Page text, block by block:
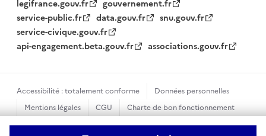
legifrance.gouv.fr
gouvernement.fr
service-public.fr
data.gouv.fr
snu.gouv.fr
service-civique.gouv.fr
api-engagement.beta.gouv.fr
associations.gouv.fr
Accessibilité : totalement conforme
Données personnelles
Mentions légales
CGU
Charte de bon fonctionnement
Plan du site
Gestion des cookies